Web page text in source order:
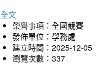
文
榮譽事項：全國競賽
發佈單位：學務處
建立時間：2025-12-05
瀏覽次數：337